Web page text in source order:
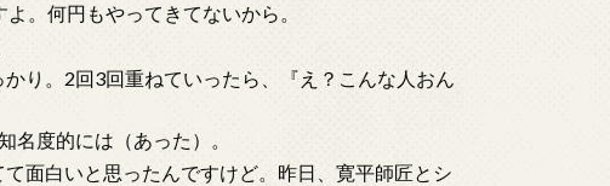
。何円もやってきてないから。
り。2回3回重ねていったら、『え？こんな人おん
名度的には（あった）。
面白いと思ったんですけど。昨日、寛平師匠とシ